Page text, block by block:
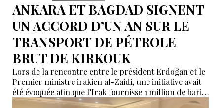
ANKARA ET BAGDAD SIGNENT
UN ACCORD D’UN AN SUR LE
TRANSPORT DE PÉTROLE
BRUT DE KIRKOUK
Lors de la rencontre entre le président Erdoğan et le
Premier ministre irakien al-Zaidi, une initiative avait
été évoquée afin que l’Irak fournisse 1 million de barils
de pétrole brut nécessaires aux raffineries turques.